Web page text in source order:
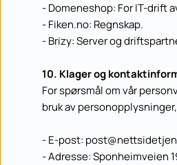
- Domeneshop: For IT-drift
- Fiken.no: Regnskap.
- Brizy: Server og
10. Klager og
For spørsmål om vår
bruk av
- E-post: post
- Adresse: Sponheimveien